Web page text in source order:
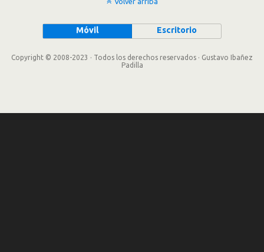
Móvil Escritorio
Copyright © 2008-2023 · Todos los derechos reservados · Gustavo Ibañez
Padilla